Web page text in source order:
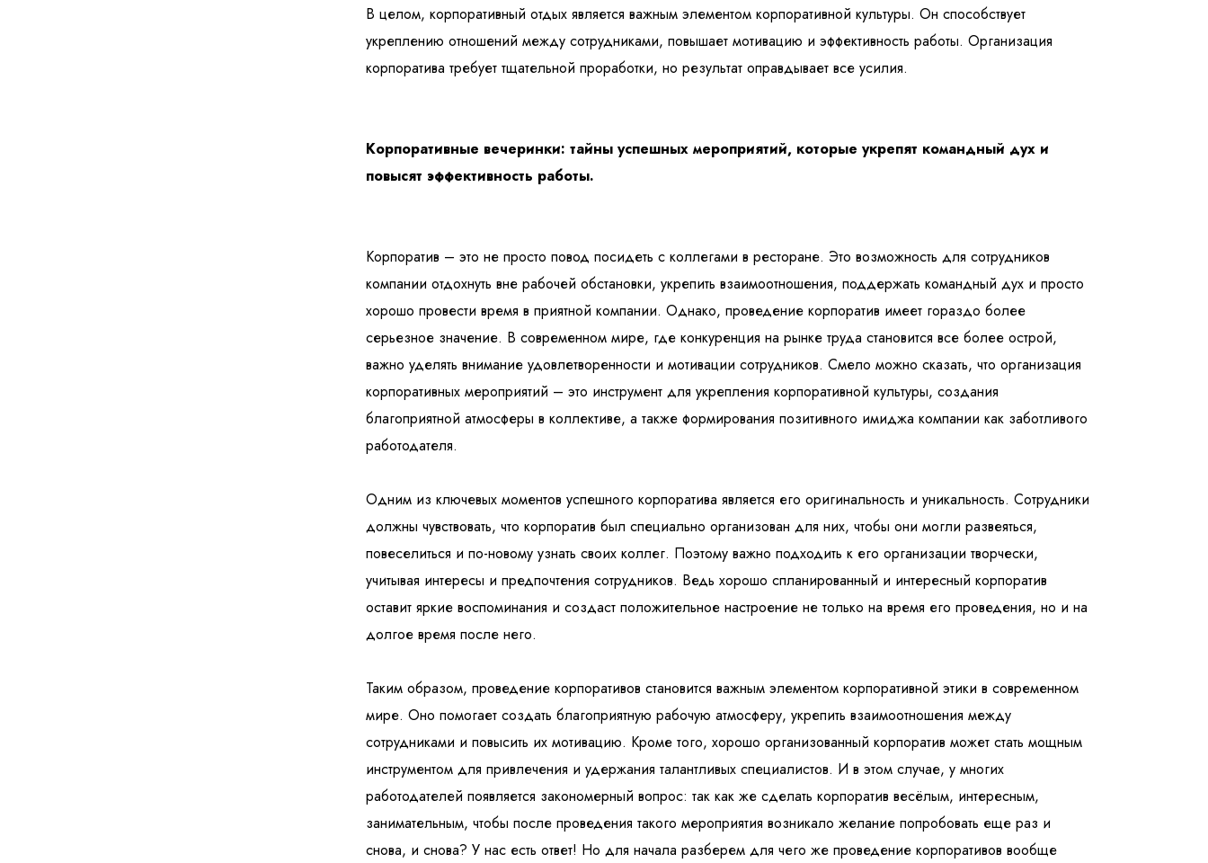
В целом, корпоративный отдых является важным элементом корпоративной культуры. Он способствует
укреплению отношений между сотрудниками, повышает мотивацию и эффективность работы. Организация
корпоратива требует тщательной проработки, но результат оправдывает все усилия.
Корпоративные вечеринки: тайны успешных мероприятий, которые укрепят командный дух и
повысят эффективность работы.
Корпоратив – это не просто повод посидеть с коллегами в ресторане. Это возможность для сотрудников
компании отдохнуть вне рабочей обстановки, укрепить взаимоотношения, поддержать командный дух и просто
хорошо провести время в приятной компании. Однако, проведение корпоратив имеет гораздо более
серьезное значение. В современном мире, где конкуренция на рынке труда становится все более острой,
важно уделять внимание удовлетворенности и мотивации сотрудников. Смело можно сказать, что организация
корпоративных мероприятий – это инструмент для укрепления корпоративной культуры, создания
благоприятной атмосферы в коллективе, а также формирования позитивного имиджа компании как заботливого
работодателя.
Одним из ключевых моментов успешного корпоратива является его оригинальность и уникальность. Сотрудники
должны чувствовать, что корпоратив был специально организован для них, чтобы они могли развеяться,
повеселиться и по-новому узнать своих коллег. Поэтому важно подходить к его организации творчески,
учитывая интересы и предпочтения сотрудников. Ведь хорошо спланированный и интересный корпоратив
оставит яркие воспоминания и создаст положительное настроение не только на время его проведения, но и на
долгое время после него.
Таким образом, проведение корпоративов становится важным элементом корпоративной этики в современном
мире. Оно помогает создать благоприятную рабочую атмосферу, укрепить взаимоотношения между
сотрудниками и повысить их мотивацию. Кроме того, хорошо организованный корпоратив может стать мощным
инструментом для привлечения и удержания талантливых специалистов. И в этом случае, у многих
работодателей появляется закономерный вопрос: так как же сделать корпоратив весёлым, интересным,
занимательным, чтобы после проведения такого мероприятия возникало желание попробовать еще раз и
снова, и снова? У нас есть ответ! Но для начала разберем для чего же проведение корпоративов вообще